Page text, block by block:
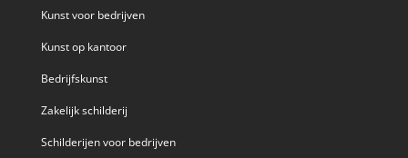
Kunst voor bedrijven
Kunst op kantoor
Bedrijfskunst
Zakelijk schilderij
Schilderijen voor bedrijven